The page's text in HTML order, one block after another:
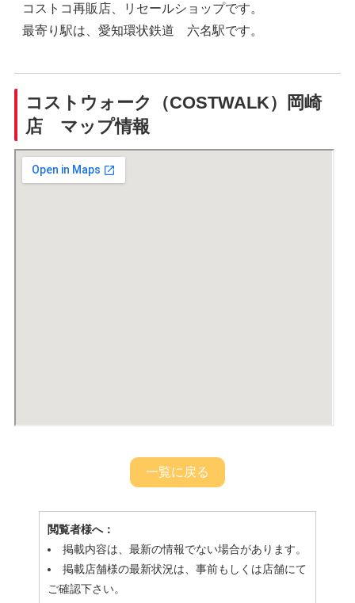
コストコ再販店、リセールショップです。
最寄り駅は、愛知環状鉄道 六名駅です。
コストウォーク（COSTWALK）岡崎
店 マップ情報
一覧に戻る
閲覧者様へ：
掲載内容は、最新の情報でない場合があります。
掲載店舗様の最新状況は、事前もしくは店舗にて
ご確認下さい。